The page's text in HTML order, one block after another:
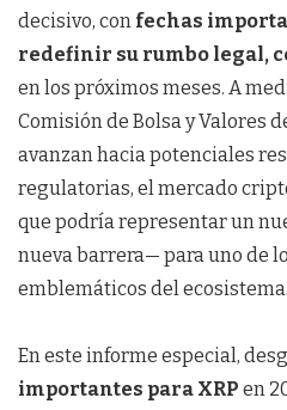
decisivo, con fechas
redefinir su rumbo legal,
en los próximos meses. A
Comisión de Bolsa y Valores
avanzan hacia potenciales
regulatorias, el mercado
que podría representar un
nueva barrera— para uno de
emblemáticos del ecosistema.
En este informe especial,
importantes para XRP en